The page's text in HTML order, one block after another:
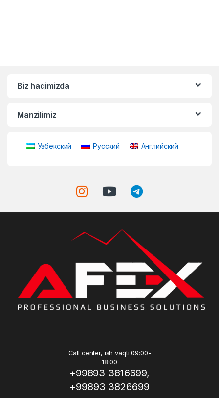
Biz haqimizda
Manzilimiz
Узбекский Русский Английский
Call center, ish vaqti 09:00-
18:00
+99893 3816699,
+99893 3826699